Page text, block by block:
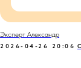
Эксперт Александр
2026-04-26 20:06